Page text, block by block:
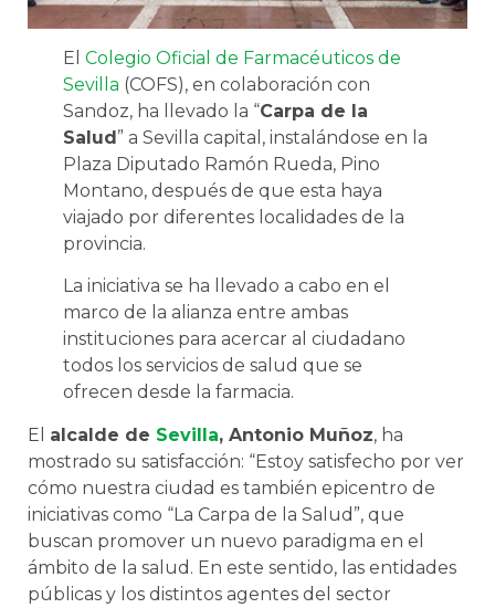
El Colegio Oficial de Farmacéuticos de
Sevilla (COFS), en colaboración con
Sandoz, ha llevado la “Carpa de la
Salud” a Sevilla capital, instalándose en la
Plaza Diputado Ramón Rueda, Pino
Montano, después de que esta haya
viajado por diferentes localidades de la
provincia.
La iniciativa se ha llevado a cabo en el
marco de la alianza entre ambas
instituciones para acercar al ciudadano
todos los servicios de salud que se
ofrecen desde la farmacia.
El alcalde de Sevilla, Antonio Muñoz, ha
mostrado su satisfacción: “Estoy satisfecho por ver
cómo nuestra ciudad es también epicentro de
iniciativas como “La Carpa de la Salud”, que
buscan promover un nuevo paradigma en el
ámbito de la salud. En este sentido, las entidades
públicas y los distintos agentes del sector